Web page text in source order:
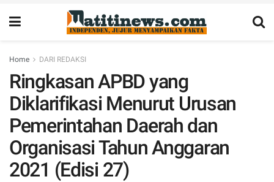
Home DARI REDAKSI
Ringkasan APBD yang
Diklarifikasi Menurut Urusan
Pemerintahan Daerah dan
Organisasi Tahun Anggaran
2021 (Edisi 27)